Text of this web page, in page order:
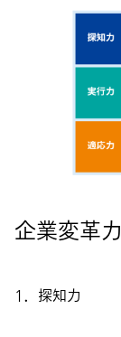
企業変革力
1．探知力